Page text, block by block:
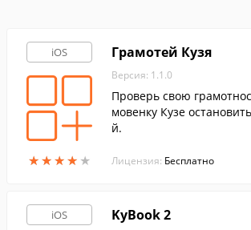
iOS
★★★★ ★
★★★★ ★
Грамотей Кузя
Версия: 1.1.0
Проверь свою
мовенку Кузе
й.
Лицензия: Бесплатно
iOS KyBook 2